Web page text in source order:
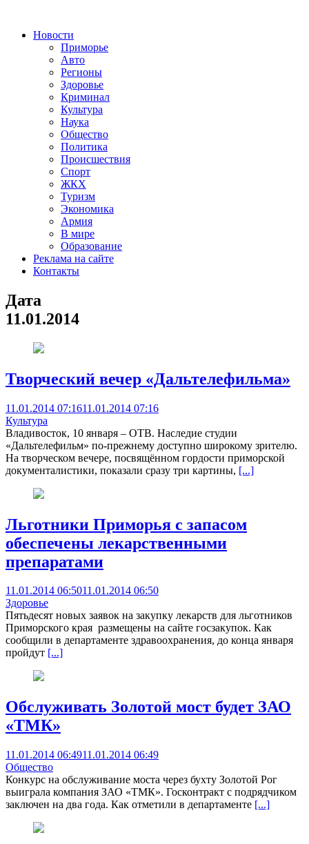
Новости
Приморье
Авто
Регионы
Здоровье
Криминал
Культура
Наука
Общество
Политика
Происшествия
Спорт
ЖКХ
Туризм
Экономика
Армия
В мире
Образование
Реклама на сайте
Контакты
Дата
11.01.2014
Творческий вечер «Дальтелефильма»
11.01.2014 07:1611.01.2014 07:16
Культура
Владивосток, 10 января – ОТВ. Наследие студии
«Дальтелефильм» по-прежнему доступно широкому зрителю.
На творческом вечере, посвящённом гордости приморской
документалистики, показали сразу три картины, [...]
Льготники Приморья с запасом
обеспечены лекарственными
препаратами
11.01.2014 06:5011.01.2014 06:50
Здоровье
Пятьдесят новых заявок на закупку лекарств для льготников
Приморского края размещены на сайте госзакупок. Как
сообщили в департаменте здравоохранения, до конца января
пройдут [...]
Обслуживать Золотой мост будет ЗАО
«ТМК»
11.01.2014 06:4911.01.2014 06:49
Общество
Конкурс на обслуживание моста через бухту Золотой Рог
выиграла компания ЗАО «ТМК». Госконтракт с подрядчиком
заключен на два года. Как отметили в департаменте [...]